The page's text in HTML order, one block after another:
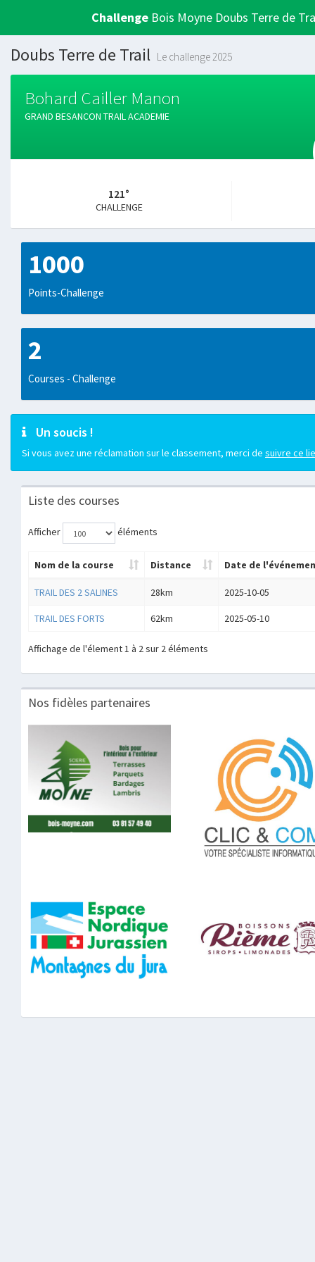
Challenge Bois Moyne Doubs Terre de
Doubs Terre de Trail Le challenge 2025
Bohard Cailler Manon
GRAND BESANCON TRAIL ACADEMIE
121°
CHALLENGE
1000
Points-Challenge
2
Courses - Challenge
Un soucis !
Si vous avez une réclamation sur le classement, merci de suivre ce
Liste des courses
Afficher éléments
Nom de la course Distance Date de
TRAIL DES 2 SALINES 28km 2025-10-05
TRAIL DES FORTS 62km 2025-05-10
Affichage de l'élement 1 à 2 sur 2 éléments
Nos fidèles partenaires